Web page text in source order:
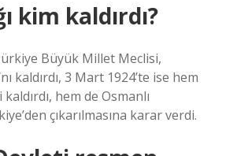
kim kaldırdı?
Büyük Millet Meclisi,
kaldırdı, 3 Mart 1924’te ise hem
hem de Osmanlı
çıkarılmasına karar verdi.